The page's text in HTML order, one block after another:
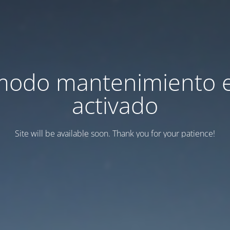
mantenimiento
activado
Site will be available soon. Thank you for your patience!